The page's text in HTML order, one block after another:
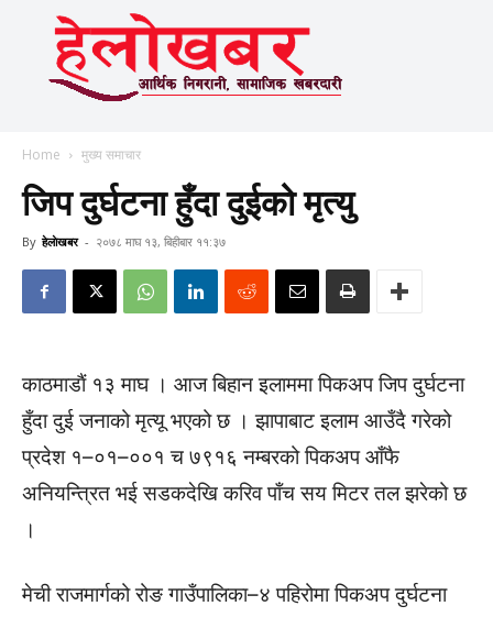
Home मुख्य समाचार
जिप दुर्घटना हुँदा दुईको मृत्यु
By हेलाेखबर - २०७८ माघ १३, बिहीबार ११:३७
काठमाडाैं १३ माघ । आज बिहान इलाममा पिकअप जिप दुर्घटना
हुँदा दुई जनाको मृत्यू भएको छ । झापाबाट इलाम आउँदै गरेको
प्रदेश १–०१–००१ च ७९१६ नम्बरको पिकअप आँफै
अनियन्त्रित भई सडकदेखि करिव पाँच सय मिटर तल झरेको छ
।
मेची राजमार्गको रोङ गाउँपालिका–४ पहिरोमा पिकअप दुर्घटना